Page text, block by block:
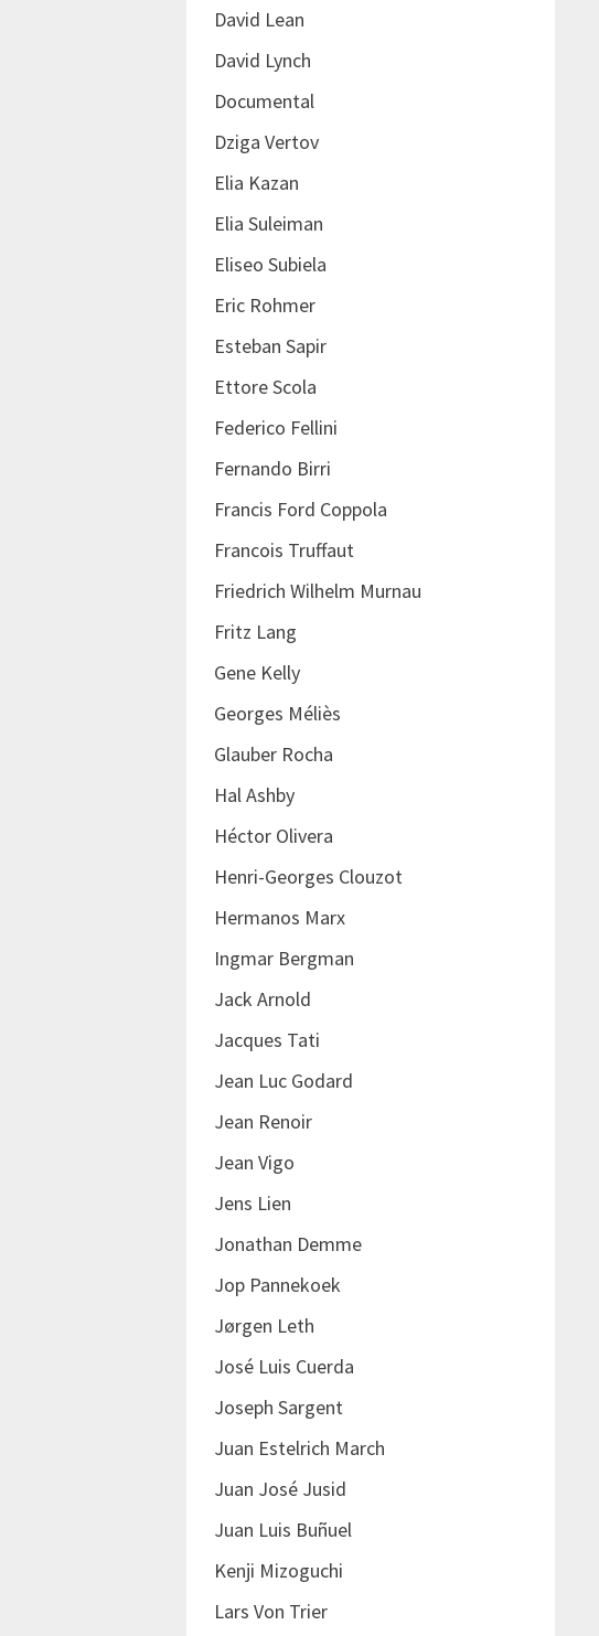
David Lean
David Lynch
Documental
Dziga Vertov
Elia Kazan
Elia Suleiman
Eliseo Subiela
Eric Rohmer
Esteban Sapir
Ettore Scola
Federico Fellini
Fernando Birri
Francis Ford Coppola
Francois Truffaut
Friedrich Wilhelm Murnau
Fritz Lang
Gene Kelly
Georges Méliès
Glauber Rocha
Hal Ashby
Héctor Olivera
Henri-Georges Clouzot
Hermanos Marx
Ingmar Bergman
Jack Arnold
Jacques Tati
Jean Luc Godard
Jean Renoir
Jean Vigo
Jens Lien
Jonathan Demme
Jop Pannekoek
Jørgen Leth
José Luis Cuerda
Joseph Sargent
Juan Estelrich March
Juan José Jusid
Juan Luis Buñuel
Kenji Mizoguchi
Lars Von Trier